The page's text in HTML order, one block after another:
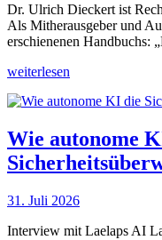
Dr. Ulrich Dieckert ist
Als Mitherausgeber und
erschienenen Handbuchs:
weiterlesen
Wie autonome
31. Juli 2026
Interview mit Laelaps AI